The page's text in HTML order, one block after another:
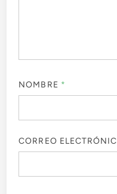
NOMBRE *
CORREO